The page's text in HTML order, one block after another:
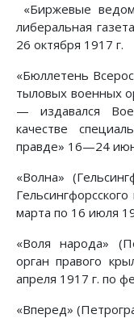
«Биржевые
либеральная
26 октября 1917 г.
«Бюллетень
тыловых военных
— издавался
качестве
правде» 16—24
«Волна»
марта по 16 июля
«Воля народа»
орган правого
апреля 1917 г. по
«Вперед»